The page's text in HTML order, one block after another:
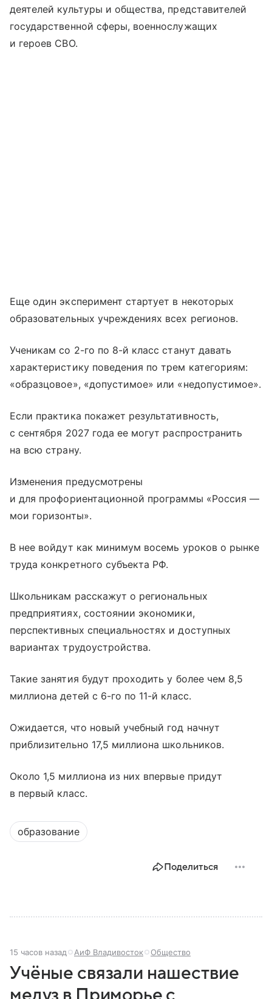
деятелей культуры и общества, представителей
государственной сферы, военнослужащих
и героев СВО.
Еще один эксперимент стартует в некоторых
образовательных учреждениях всех регионов.
Ученикам со 2-го по 8-й класс станут давать
характеристику поведения по трем категориям:
«образцовое», «допустимое» или «недопустимое».
Если практика покажет результативность,
с сентября 2027 года ее могут распространить
на всю страну.
Изменения предусмотрены
и для профориентационной программы «Россия —
мои горизонты».
В нее войдут как минимум восемь уроков о рынке
труда конкретного субъекта РФ.
Школьникам расскажут о региональных
предприятиях, состоянии экономики,
перспективных специальностях и доступных
вариантах трудоустройства.
Такие занятия будут проходить у более чем 8,5
миллиона детей с 6-го по 11-й класс.
Ожидается, что новый учебный год начнут
приблизительно 17,5 миллиона школьников.
Около 1,5 миллиона из них впервые придут
в первый класс.
образование
Поделиться
15 часов назад АиФ Владивосток Общество
Учёные связали нашествие